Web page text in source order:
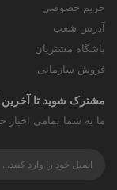
حریم خصوصی
آدرس شعب
باشگاه مشتریان
فروش سازمانی
مشترک شوید تا آخرین
ما به شما تمامی اخبار